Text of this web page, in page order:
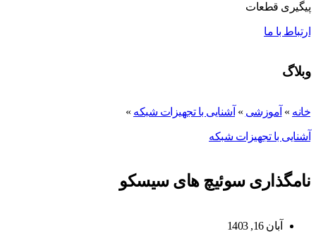
پیگیری قطعات
ارتباط با ما
وبلاگ
خانه » آموزشی » آشنایی با تجهیزات شبکه »
آشنایی با تجهیزات شبکه
نامگذاری سوئیچ های سیسکو
آبان 16, 1403